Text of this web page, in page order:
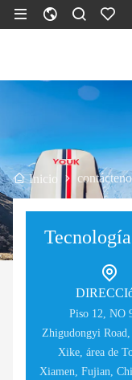
Inicio
Piso 12, NO
Zhigudongyi
Xike, área de
Xiamen, Fujian,